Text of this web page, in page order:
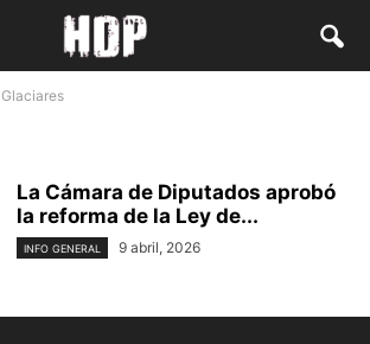
Glaciares
La Cámara de Diputados aprobó
la reforma de la Ley de...
INFO GENERAL 9 abril, 2026